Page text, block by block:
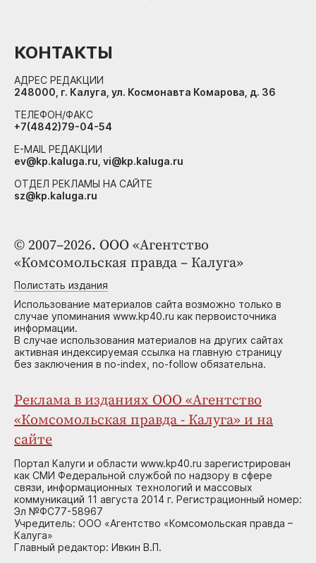
© 2007–2026. ООО «Агентство
«Комсомольская правда – Калуга»
Полистать издания
Использование материалов сайта возможно только в
случае упоминания www.kp40.ru как первоисточника
информации.
В случае использования материалов на других сайтах
активная индексируемая ссылка на главную страницу
без заключения в no-index, no-follow обязательна.
Реклама в изданиях ООО «Агентство
«Комсомольская правда - Калуга» и на
сайте
Портал Калуги и области www.kp40.ru зарегистрирован
как СМИ Федеральной службой по надзору в сфере
связи, информационных технологий и массовых
коммуникаций 11 августа 2014 г. Регистрационный номер:
Эл №ФС77-58967
Учредитель: ООО «Агентство «Комсомольская правда –
Калуга»
Главный редактор: Ивкин В.П.
КОНТАКТЫ
АДРЕС РЕДАКЦИИ
248000, г. Калуга, ул. Космонавта Комарова, д. 36
ТЕЛЕФОН/ФАКС
+7(4842)79-04-54
E-MAIL РЕДАКЦИИ
ev@kp.kaluga.ru, vi@kp.kaluga.ru
ОТДЕЛ РЕКЛАМЫ НА САЙТЕ
sz@kp.kaluga.ru